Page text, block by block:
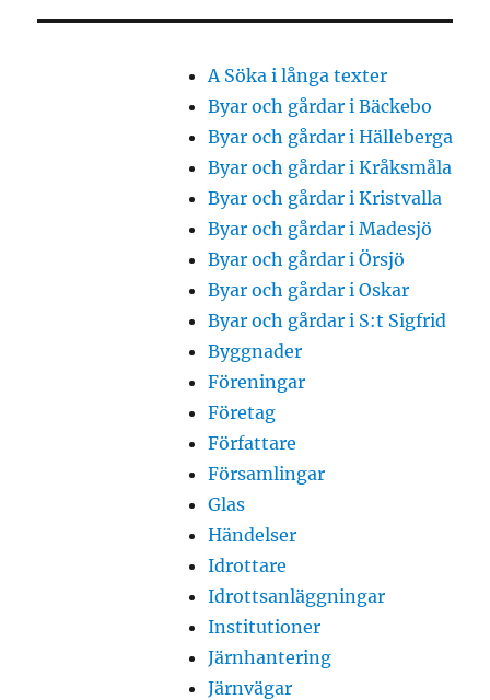
A Söka i långa texter
Byar och gårdar i Bäckebo
Byar och gårdar i Hälleberga
Byar och gårdar i Kråksmåla
Byar och gårdar i Kristvalla
Byar och gårdar i Madesjö
Byar och gårdar i Örsjö
Byar och gårdar i Oskar
Byar och gårdar i S:t Sigfrid
Byggnader
Föreningar
Företag
Författare
Församlingar
Glas
Händelser
Idrottare
Idrottsanläggningar
Institutioner
Järnhantering
Järnvägar